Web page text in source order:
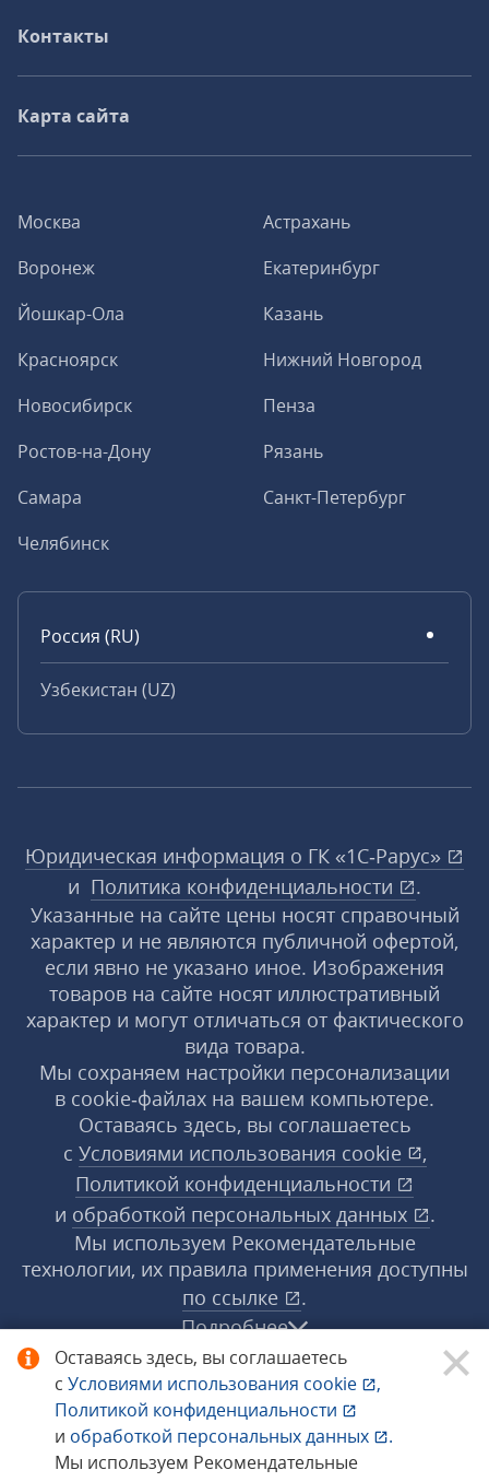
Оставаясь здесь, вы соглашаетесь
с Условиями использования cookie
,
Политикой конфиденциальности
и обработкой персональных данных
.
Мы используем Рекомендательные
Москва
Астрахань
Воронеж
Екатеринбург
Йошкар-Ола
Казань
Красноярск
Нижний Новгород
Новосибирск
Пенза
Ростов-на-Дону
Рязань
Самара
Санкт-Петербург
Челябинск
Россия (RU)
Узбекистан (UZ)
Контакты
Карта сайта
Юридическая информация о ГК «1С‑Рарус»
и Политика конфиденциальности
.
Указанные на сайте цены носят справочный
характер и не являются публичной офертой,
если явно не указано иное. Изображения
товаров на сайте носят иллюстративный
характер и могут отличаться от фактического
вида товара.
Мы сохраняем настройки персонализации
в cookie‑файлах на вашем компьютере.
Оставаясь здесь, вы соглашаетесь
с Условиями использования cookie
,
Политикой конфиденциальности
и обработкой персональных данных
.
Мы используем Рекомендательные
технологии, их правила применения доступны
по ссылке
.
Подробнее
© 1998−2026 «1С‑Рарус» ®. Все права
защищены.